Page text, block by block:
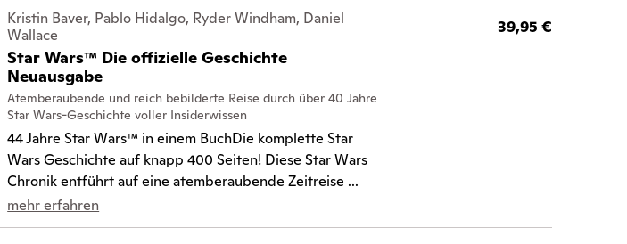
Kristin Baver, Pablo Hidalgo, Ryder Windham, Daniel
Wallace
Star Wars™ Die offizielle Geschichte
Neuausgabe
Atemberaubende und reich bebilderte Reise durch über 40 Jahre
Star Wars-Geschichte voller Insiderwissen
44 Jahre Star Wars™ in einem BuchDie komplette Star
Wars Geschichte auf knapp 400 Seiten! Diese Star Wars
Chronik entführt auf eine atemberaubende Zeitreise ...
mehr erfahren
39,95 €